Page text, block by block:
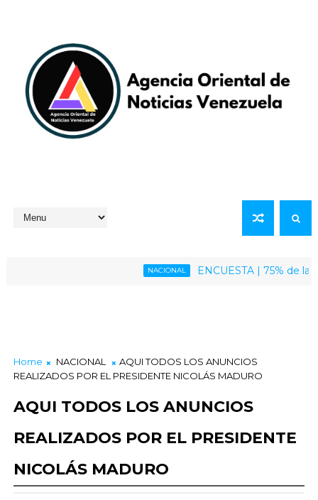
NACIONAL ENCUESTA | 75% de la
Home NACIONAL
AQUI TODOS LOS ANUNCIOS
REALIZADOS POR EL PRESIDENTE NICOLÁS MADURO
AQUI TODOS LOS ANUNCIOS
REALIZADOS POR EL PRESIDENTE
NICOLÁS MADURO